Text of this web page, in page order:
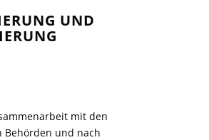
UND
mit den
Behörden und nach